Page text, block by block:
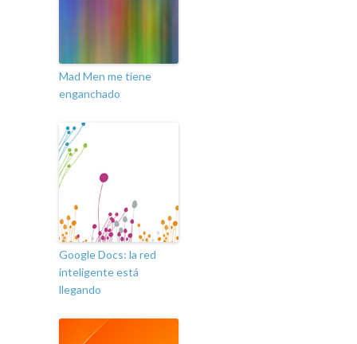
Mad Men me tiene
enganchado
Google Docs: la red
inteligente está
llegando